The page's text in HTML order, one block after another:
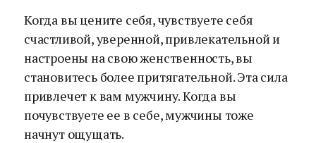
Когда вы цените себя, чувствуете себя
счастливой, уверенной, привлекательной и
настроены на свою женственность, вы
становитесь более притягательной. Эта сила
привлечет к вам мужчину. Когда вы
почувствуете ее в себе, мужчины тоже
начнут ощущать.